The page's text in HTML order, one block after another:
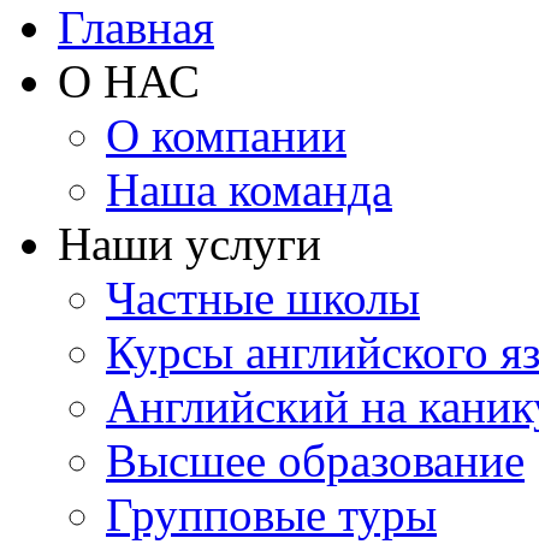
Главная
О НАС
О компании
Наша команда
Наши услуги
Частные школы
Курсы английского
Английский на
Высшее образование
Групповые туры